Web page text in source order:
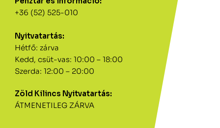
+36 (52) 525-010
Nyitvatartás:
Hétfő: zárva
Kedd, csüt-vas: 10:00 – 18:00
Szerda: 12:00 – 20:00
Zöld Kilincs Nyitvatartás:
ÁTMENETILEG ZÁRVA